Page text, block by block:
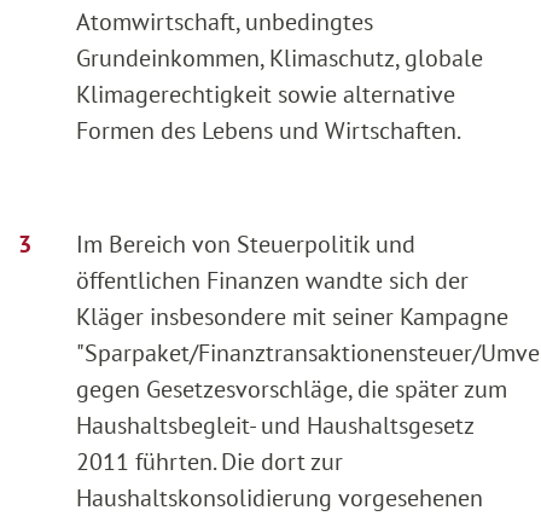
Atomwirtschaft, unbedingtes
Grundeinkommen, Klimaschutz, globale
Klimagerechtigkeit sowie alternative
Formen des Lebens und Wirtschaften.
Im Bereich von Steuerpolitik und
öffentlichen Finanzen wandte sich der
Kläger insbesondere mit seiner Kampagne
"Sparpaket/Finanztransaktionensteuer/
gegen Gesetzesvorschläge, die später zum
Haushaltsbegleit- und Haushaltsgesetz
2011 führten. Die dort zur
Haushaltskonsolidierung vorgesehenen